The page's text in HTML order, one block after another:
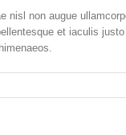
non augue
et iaculis